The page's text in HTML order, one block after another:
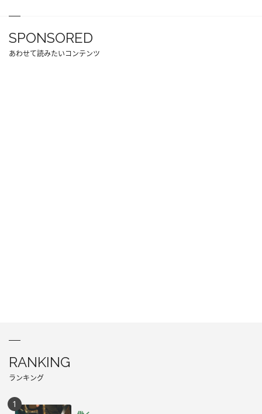
SPONSORED
あわせて読みたいコンテンツ
RANKING
ランキング